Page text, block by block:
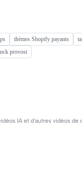
thèmes Shopify payants
provost
IA et d'autres vidéos